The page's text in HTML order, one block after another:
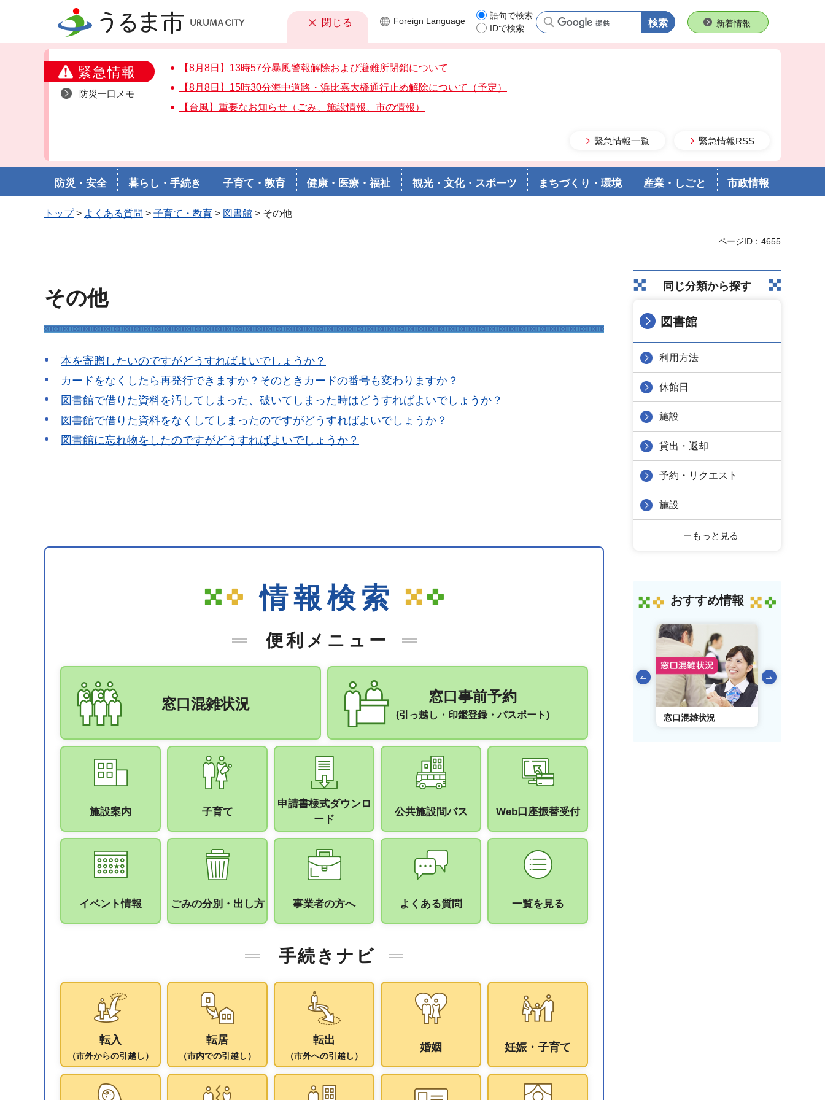
うるま市 閉じる
緊急情報
防災一口メモ
【8月8日】13時57分暴風警報解除および避難所閉鎖について
【8月8日】15時30分海中道路・浜比嘉大橋通行止め解除について（予定）
【台風】重要なお知らせ（ごみ、施設情報、市の情報）
緊急情報一覧 緊急情報RSS
Foreign Language
語句で検索
IDで検索
語句で検索新着情報
防災・安全 暮らし・手続き 子育て・教育 健康・医療・福祉 観光・文化・スポーツ まちづくり・環境 産業・しごと 市政情報
トップ> よくある質問 > 子育て・教育 > 図書館 > その他
ページID：4655
その他
本を寄贈したいのですがどうすればよいでしょうか？
カードをなくしたら再発行できますか？そのときカードの番号も変わりますか？
図書館で借りた資料を汚してしまった、破いてしまった時はどうすればよいでしょうか？
図書館で借りた資料をなくしてしまったのですがどうすればよいでしょうか？
図書館に忘れ物をしたのですがどうすればよいでしょうか？
情報検索
便利メニュー
窓口混雑状況 窓口事前予約
(引っ越し・印鑑登録・パスポート)
施設案内 子育て
申請書様式ダウンロ
ード
公共施設間バス Web口座振替受付
イベント情報 ごみの分別・出し方 事業者の方へ よくある質問 一覧を見る
手続きナビ
転入
（市外からの引越し）
転居
（市内での引越し）
転出
（市外への引越し）
婚姻 妊娠・子育て
同じ分類から探す
図書館
利用方法
休館日
施設
貸出・返却
予約・リクエスト
施設
もっと見る
おすすめ情報
前のスライドを表示
手続きナビ 窓口混雑状況